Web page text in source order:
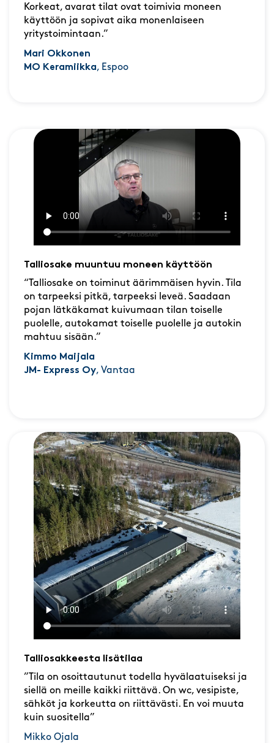
Korkeat, avarat tilat ovat toimivia moneen
käyttöön ja sopivat aika monenlaiseen
yritystoimintaan.”
Mari Okkonen
MO Keramiikka, Espoo
Talliosake muuntuu moneen käyttöön
“Talliosake on toiminut äärimmäisen hyvin. Tila
on tarpeeksi pitkä, tarpeeksi leveä. Saadaan
pojan lätkäkamat kuivumaan tilan toiselle
puolelle, autokamat toiselle puolelle ja autokin
mahtuu sisään.”
Kimmo Maijala
JM- Express Oy, Vantaa
Talliosakkeesta lisätilaa
”Tila on osoittautunut todella hyvälaatuiseksi ja
siellä on meille kaikki riittävä. On wc, vesipiste,
sähköt ja korkeutta on riittävästi. En voi muuta
kuin suositella”
Mikko Ojala